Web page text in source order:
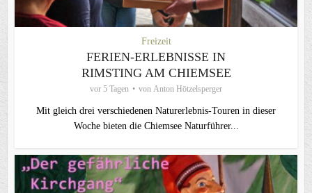
Freizeit
FERIEN-ERLEBNISSE IN
RIMSTING AM CHIEMSEE
vor 5 Tagen von Anton Hötzelsperger
Mit gleich drei verschiedenen Naturerlebnis-Touren in dieser
Woche bieten die Chiemsee Naturführer...